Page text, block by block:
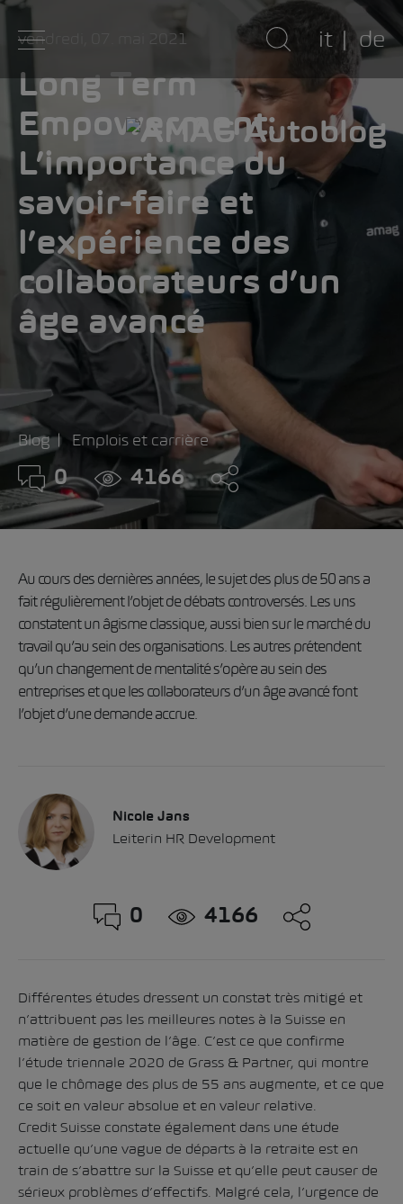
it de
vendredi, 07. mai 2021
Long Term
Empowerment:
L’importance du
savoir-faire et
l’expérience des
collaborateurs d’un
âge avancé
Blog Emplois et carrière
0 4166
Au cours des dernières années, le sujet des plus de 50 ans a
fait régulièrement l’objet de débats controversés. Les uns
constatent un âgisme classique, aussi bien sur le marché du
travail qu’au sein des organisations. Les autres prétendent
qu’un changement de mentalité s’opère au sein des
entreprises et que les collaborateurs d’un âge avancé font
l’objet d’une demande accrue.
Nicole Jans
Leiterin HR Development
0 4166
Différentes études dressent un constat très mitigé et
n’attribuent pas les meilleures notes à la Suisse en
matière de gestion de l’âge. C’est ce que confirme
l’étude triennale 2020 de Grass & Partner, qui montre
que le chômage des plus de 55 ans augmente, et ce que
ce soit en valeur absolue et en valeur relative.
Credit Suisse constate également dans une étude
actuelle qu’une vague de départs à la retraite est en
train de s’abattre sur la Suisse et qu’elle peut causer de
sérieux problèmes d’effectifs. Malgré cela, l’urgence de